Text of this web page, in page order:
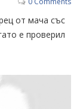
от мача със
е проверил